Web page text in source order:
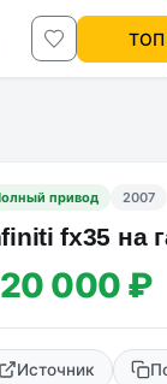
ТОП
привод 2007
fx35 на
000 ₽
Источник